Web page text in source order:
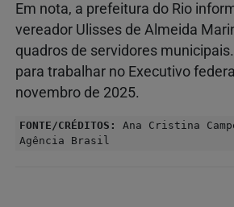
Em nota, a prefeitura do Rio
vereador Ulisses de Almeida
quadros de servidores
para trabalhar no Executivo
novembro de 2025.
FONTE/CRÉDITOS:
Ana Cristina
Agência Brasil